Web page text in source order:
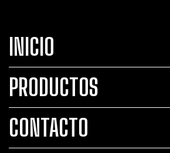
INICIO
PRODUCTOS
CONTACTO